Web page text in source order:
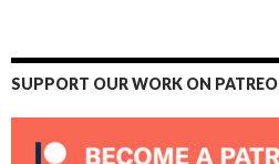
SUPPORT OUR WORK ON